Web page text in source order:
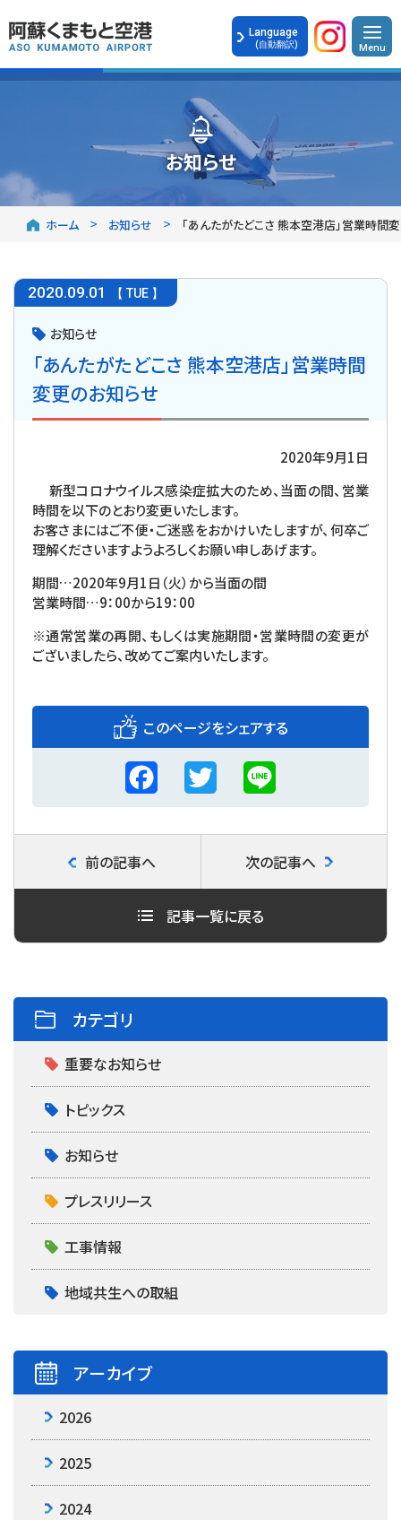
Language
(自動翻訳)
お知らせ
ホーム お知らせ 「あんたがたどこさ 熊本空港店」営業時間
2020.09.01 【 TUE 】
お知らせ
「あんたがたどこさ 熊本空港店」営業時間
変更のお知らせ
2020年9月1日
新型コロナウイルス感染症拡大のため、当面の間、営業
時間を以下のとおり変更いたします。
お客さまにはご不便・ご迷惑をおかけいたしますが、何卒ご
理解くださいますようよろしくお願い申しあげます。
期間…2020年9月1日（火）から当面の間
営業時間…9：00から19：00
※通常営業の再開、もしくは実施期間・営業時間の変更が
ございましたら、改めてご案内いたします。
このページをシェアする
F
a
c
e
o
k
T
w
i
t
e
L
i
n
e
前の記事へ
記事一覧に戻る
次の記事へ
カテゴリ
重要なお知らせ
トピックス
お知らせ
プレスリリース
工事情報
地域共生への取組
アーカイブ
2026
2025
2024